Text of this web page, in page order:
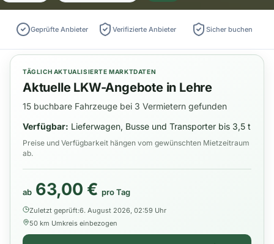
Geprüfte Anbieter Verifizierte Anbieter Sicher buchen
TÄGLICH AKTUALISIERTE MARKTDATEN
Aktuelle LKW-Angebote in Lehre
15 buchbare Fahrzeuge bei 3 Vermietern gefunden
Verfügbar: Lieferwagen, Busse und Transporter bis 3,5 t
Preise und Verfügbarkeit hängen vom gewünschten Mietzeitraum
ab.
ab 63,00 € pro Tag
Zuletzt geprüft:6. August 2026, 02:59 Uhr
50 km Umkreis einbezogen